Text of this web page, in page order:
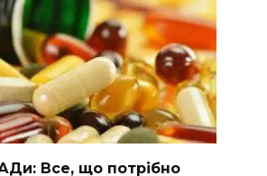
Все, що потрібно